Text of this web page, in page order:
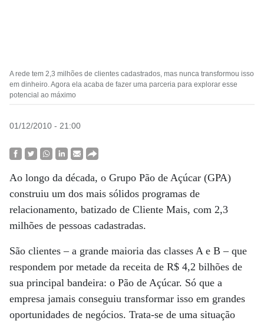
A rede tem 2,3 milhões de clientes cadastrados, mas nunca transformou isso
em dinheiro. Agora ela acaba de fazer uma parceria para explorar esse
potencial ao máximo
01/12/2010 - 21:00
Ao longo da década, o Grupo Pão de Açúcar (GPA)
construiu um dos mais sólidos programas de
relacionamento, batizado de Cliente Mais, com 2,3
milhões de pessoas cadastradas.
São clientes – a grande maioria das classes A e B – que
respondem por metade da receita de R$ 4,2 bilhões de
sua principal bandeira: o Pão de Açúcar. Só que a
empresa jamais conseguiu transformar isso em grandes
oportunidades de negócios. Trata-se de uma situação